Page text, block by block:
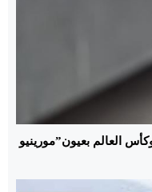
العالم بعيون”مورينيو